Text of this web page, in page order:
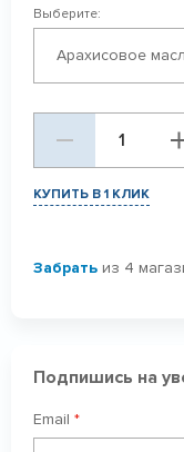
Выберите:
Арахисовое
КУПИТЬ В 1 КЛИК
Забрать из 4
Подпишись на
Email *